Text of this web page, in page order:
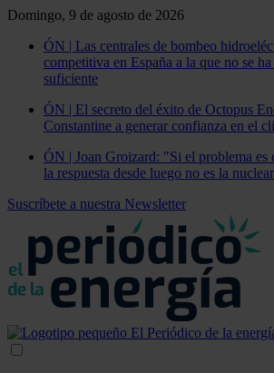
Domingo, 9 de agosto de 2026
ÓN | Las centrales de bombeo
competitiva en España a la que no se
suficiente
ÓN | El secreto del éxito de Octopus
Constantine a generar confianza en el
ÓN | Joan Groizard: "Si el problema es
la respuesta desde luego no es la
Suscríbete a nuestra Newsletter